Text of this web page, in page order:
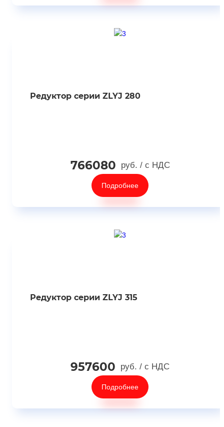
Редуктор серии ZLYJ 280
766080 руб. / с НДС
Подробнее
Редуктор серии ZLYJ 315
957600 руб. / с НДС
Подробнее